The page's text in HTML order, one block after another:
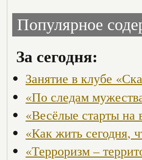
Популярное
За сегодня:
Занятие в клубе
«По следам
«Весёлые старты на
«Как жить сегодня,
«Терроризм –